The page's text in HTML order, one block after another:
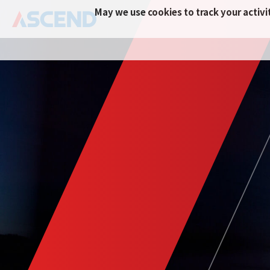
May we use cookies to track your